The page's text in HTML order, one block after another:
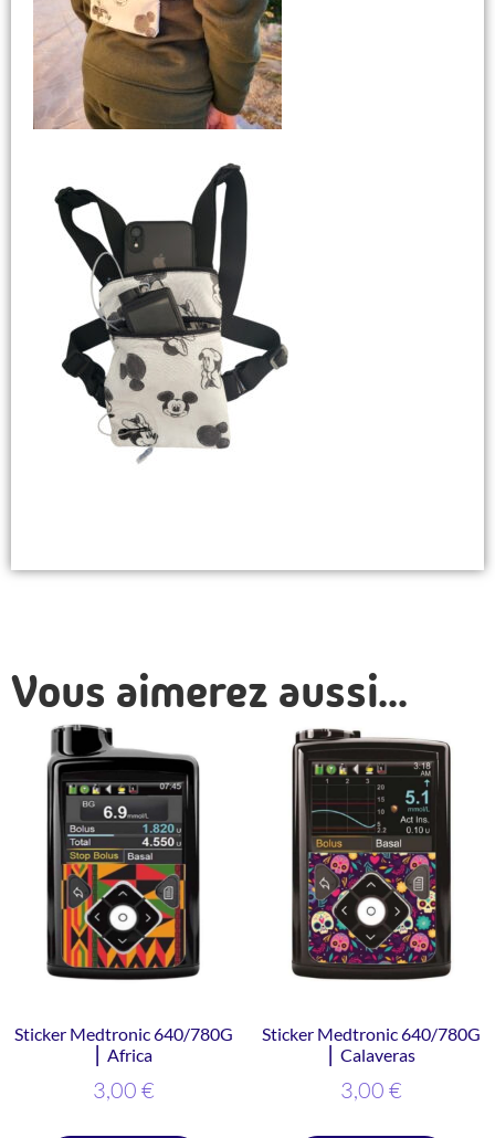
Vous aimerez aussi...
Sticker Medtronic 640/780G
⎜ Africa
3,00 €
Sticker Medtronic 640/780G
⎜ Calaveras
3,00 €